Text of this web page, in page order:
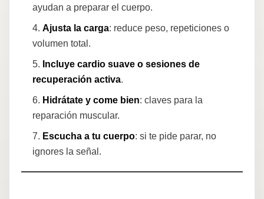
ayudan a preparar el cuerpo.
Ajusta la carga: reduce peso, repeticiones o
volumen total.
Incluye cardio suave o sesiones de
recuperación activa.
Hidrátate y come bien: claves para la
reparación muscular.
Escucha a tu cuerpo: si te pide parar, no
ignores la señal.